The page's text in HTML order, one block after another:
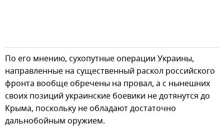
По его мнению, сухопутные операции Украины,
направленные на существенный раскол российского
фронта вообще обречены на провал, а с нынешних
своих позиций украинские боевики не дотянутся до
Крыма, поскольку не обладают достаточно
дальнобойным оружием.